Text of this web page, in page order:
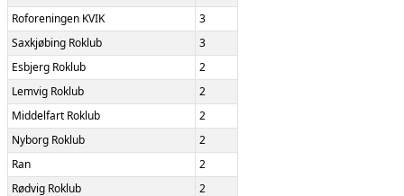
Roforeningen KVIK
3
Saxkjøbing Roklub
3
Esbjerg Roklub
2
Lemvig Roklub
2
Middelfart Roklub
2
Nyborg Roklub
2
Ran
2
Rødvig Roklub
2